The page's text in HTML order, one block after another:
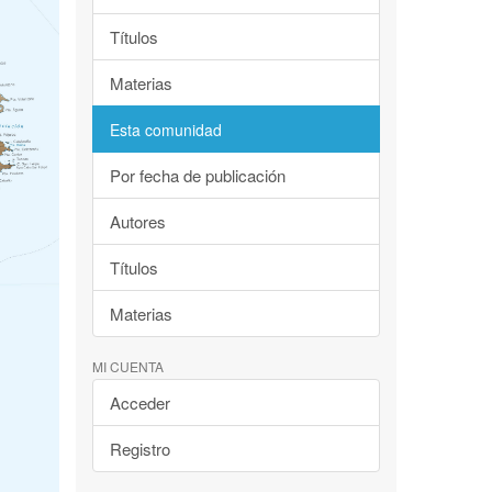
Títulos
Materias
Esta comunidad
Por fecha de publicación
Autores
Títulos
Materias
MI CUENTA
Acceder
Registro